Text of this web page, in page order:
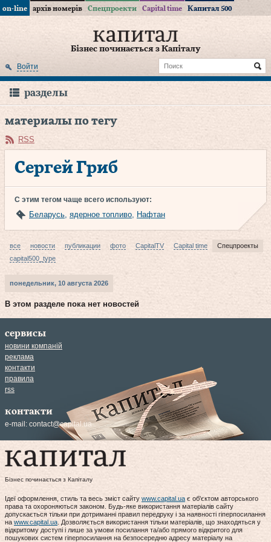
on-line архів номерів Спецпроекти Capital time Капитал 500
Бізнес починається з Капіталу
Войти
разделы
материалы по тегу
RSS
Сергей Гриб
С этим тегом чаще всего используют:
Беларусь, ядерное топливо, Нафтан
все новости публикации фото CapitalTV Capital time
Спецпроекты
capital500_type
понедельник, 10 августа 2026
В этом разделе пока нет новостей
сервисы
новини компаній
реклама
контакти
правила
rss
контакти
e-mail: contact@capital.ua
Бізнес починається з Капіталу
Ідеї оформлення, стиль та весь зміст сайту www.capital.ua є об'єктом авторського
права та охороняються законом. Будь-яке використання матеріалів сайту
допускається тільки при дотриманні правил передруку і за наявності гіперпосилання
на www.capital.ua . Дозволяється використання тільки матеріалів, що знаходяться у
відкритому доступі і лише за умови посилання та/або прямого відкритого для
пошукових систем гіперпосилання на безпосередню адресу матеріалу на